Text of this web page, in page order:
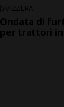
SVIZZERA
Ondata di
per trattori in